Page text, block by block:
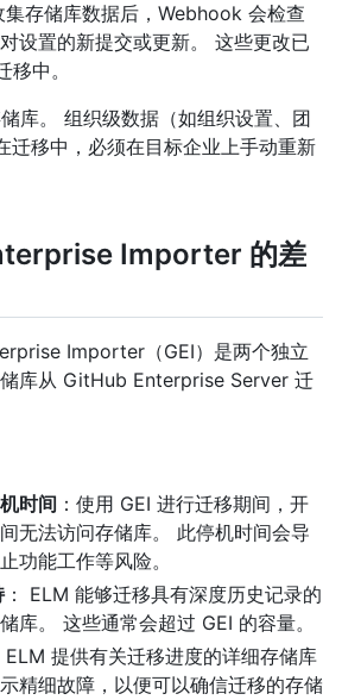
存储库数据后，Webhook 会检查
设置的新提交或更新。 这些更改已
中。
库。 组织级数据（如组织设置、团
迁移中，必须在目标企业上手动重新
Importer 的差
Importer（GEI）是两个独立
库从 GitHub Enterprise Server 迁
时间 ：使用 GEI 进行迁移期间，开
无法访问存储库。 此停机时间会导
功能工作等风险。
： ELM 能够迁移具有深度历史记录的
库。 这些通常会超过 GEI 的容量。
ELM 提供有关迁移进度的详细存储库
精细故障，以便可以确信迁移的存储